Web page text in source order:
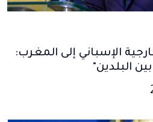
الإسباني إلى المغرب:
البلدين"